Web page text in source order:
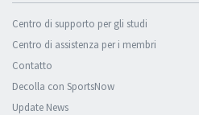
Centro di supporto per gli studi
Centro di assistenza per i membri
Contatto
Decolla con SportsNow
Update News